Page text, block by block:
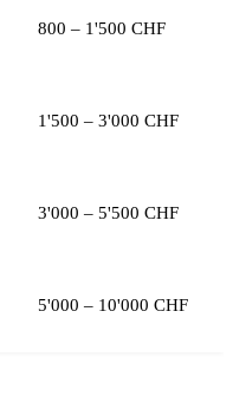
800 – 1'500 CHF
1'500 – 3'000 CHF
3'000 – 5'500 CHF
5'000 – 10'000 CHF